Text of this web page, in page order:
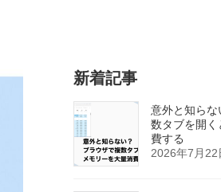
新着記事
意外と知ら
数タブを開
費する
2026年7月22